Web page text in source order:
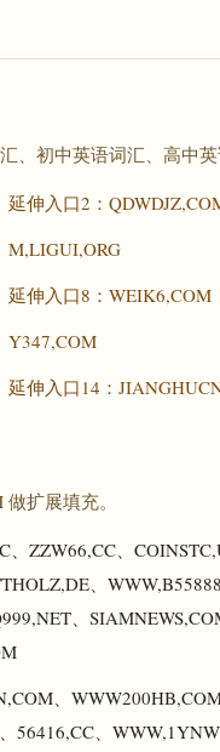
、初中英语词汇、高中
延伸入口2：
M,LIGUI,ORG
延伸入口8：WEIK6,COM
Y347,COM
延伸入口14：
扩展填充。
、ZZW66,CC、
、
、
、
56416,CC、